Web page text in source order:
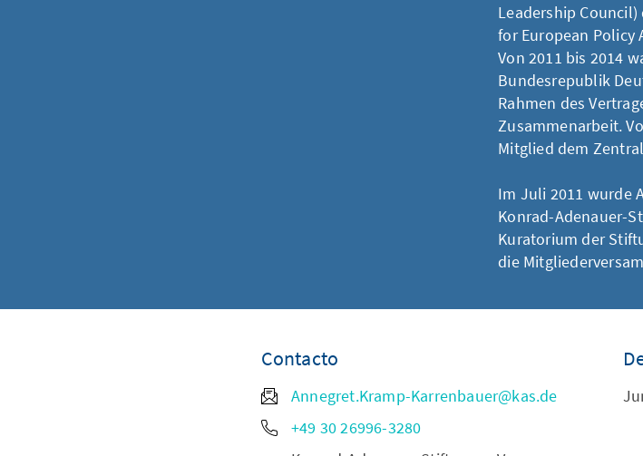
Leadership
for European Policy
Von 2011 bis 2014
Bundesrepublik
Rahmen des
Zusammenarbeit.
Mitglied dem
Im Juli 2011 wurde
Konrad-Adenauer-
Kuratorium der
die
Contacto
Annegret.Kramp-Karrenbauer@kas.de
+49 30 26996-3280